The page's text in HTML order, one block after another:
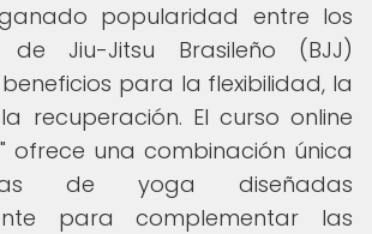
popularidad entre los
de Jiu-Jitsu Brasileño (BJJ)
para la flexibilidad, la
recuperación. El curso online
ofrece una combinación única
de yoga diseñadas
para complementar las